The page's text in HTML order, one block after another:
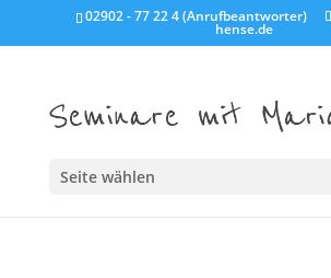
02902 - 77 22 4 (Anrufbeantworter)
hense.de
Seite wählen